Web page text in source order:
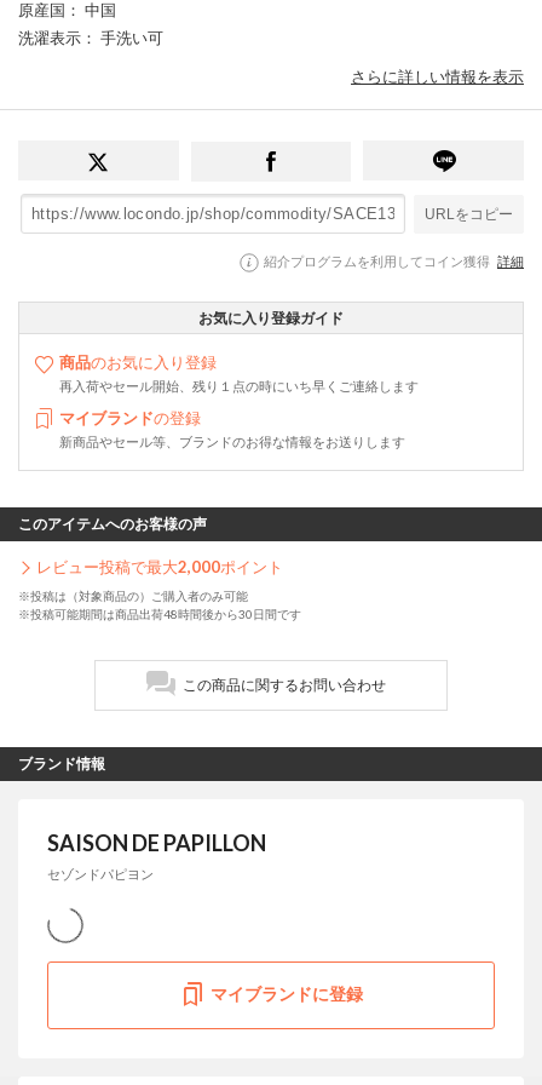
原産国 ： 中国
洗濯表示 ： 手洗い可
さらに詳しい情報を表示
URLをコピー
紹介プログラムを利用してコイン獲得 詳細
お気に入り登録ガイド
商品のお気に入り登録
再入荷やセール開始、残り１点の時にいち早くご連絡します
マイブランドの登録
新商品やセール等、ブランドのお得な情報をお送りします
このアイテムへのお客様の声
レビュー投稿で最大2,000ポイント
※投稿は（対象商品の）ご購入者のみ可能
※投稿可能期間は商品出荷48時間後から30日間です
この商品に関するお問い合わせ
ブランド情報
SAISON DE PAPILLON
セゾンドパピヨン
マイブランドに登録